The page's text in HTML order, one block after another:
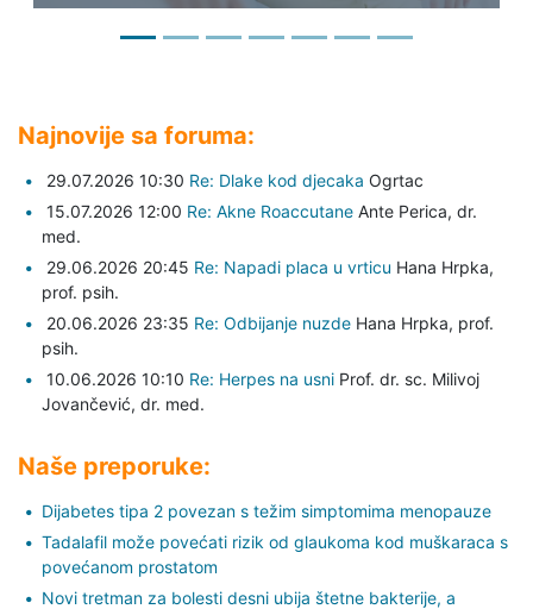
Najnovije sa foruma:
29.07.2026 10:30 Re: Dlake kod djecaka Ogrtac
15.07.2026 12:00 Re: Akne Roaccutane Ante Perica, dr.
med.
29.06.2026 20:45 Re: Napadi placa u vrticu Hana Hrpka,
prof. psih.
20.06.2026 23:35 Re: Odbijanje nuzde Hana Hrpka, prof.
psih.
10.06.2026 10:10 Re: Herpes na usni Prof. dr. sc. Milivoj
Jovančević, dr. med.
Naše preporuke:
Dijabetes tipa 2 povezan s težim simptomima menopauze
Tadalafil može povećati rizik od glaukoma kod muškaraca s
povećanom prostatom
Novi tretman za bolesti desni ubija štetne bakterije, a